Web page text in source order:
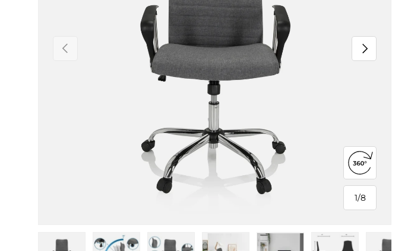
Forrige
1/
af
8
Næste
Åbn 360°-